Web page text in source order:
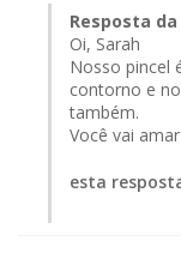
Resposta da
Oi, Sarah
Nosso pincel
contorno e
também.
Você vai
esta